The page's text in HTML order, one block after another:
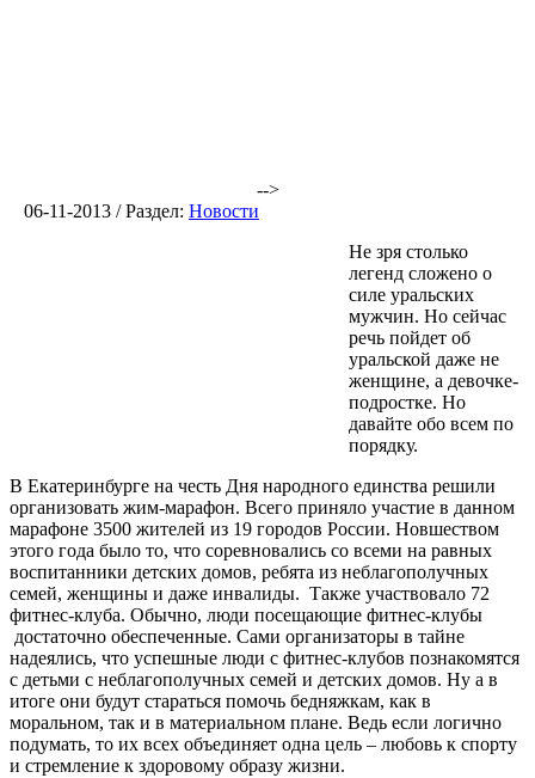
-->
06-11-2013 / Раздел: Новости
Не зря столько
легенд сложено о
силе уральских
мужчин. Но сейчас
речь пойдет об
уральской даже не
женщине, а девочке-
подростке. Но
давайте обо всем по
порядку.
В Екатеринбурге на честь Дня народного единства решили
организовать жим-марафон. Всего приняло участие в данном
марафоне 3500 жителей из 19 городов России. Новшеством
этого года было то, что соревновались со всеми на равных
воспитанники детских домов, ребята из неблагополучных
семей, женщины и даже инвалиды. Также участвовало 72
фитнес-клуба. Обычно, люди посещающие фитнес-клубы
достаточно обеспеченные. Сами организаторы в тайне
надеялись, что успешные люди с фитнес-клубов познакомятся
с детьми с неблагополучных семей и детских домов. Ну а в
итоге они будут стараться помочь бедняжкам, как в
моральном, так и в материальном плане. Ведь если логично
подумать, то их всех объединяет одна цель – любовь к спорту
и стремление к здоровому образу жизни.